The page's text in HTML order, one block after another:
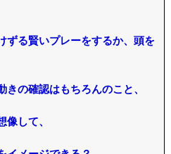
る賢いプレーをするか、頭を
の確認はもちろんのこと、
して、